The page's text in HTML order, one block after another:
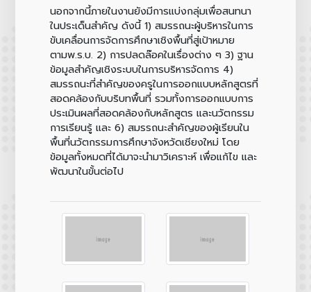
นอกจากนี้ภายในงานยังมีการแบ่งกลุ่มเพื่อสนทนา
ในประเด็นสำคัญ ดังนี้ 1) สมรรถนะผู้บริหารในการ
ขับเคลื่อนการจัดการศึกษาเชิงพื้นที่สู่เป้าหมาย
ตามพ.ร.บ. 2) การปลดล๊อคในเรื่องต่าง ๆ 3) ฐาน
ข้อมูลสำคัญเชิงระบบในการบริหารจัดการ 4)
สมรรถนะที่สำคัญของครูในการออกแบบหลักสูตรที่
สอดคล้องกับบริบทพื้นที่ รวมทั้งการออกแบบการ
ประเมินผลที่สอดคล้องกับหลักสูตร และนวัตกรรม
การเรียนรู้ และ 6) สมรรถนะสำคัญของผู้เรียนใน
พื้นที่นวัตกรรมการศึกษาจังหวัดเชียงใหม่ โดย
ข้อมูลทั้งหมดที่ได้มาจะนำมาวิเคราะห์ เพื่อแก้ไข และ
พัฒนาในขั้นต่อไป